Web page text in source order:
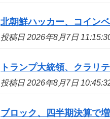
北朝鮮ハッカー、コイン
投稿日 2026年8月7日
トランプ大統領、クラリ
投稿日 2026年8月7日
ブロック、四半期決算で